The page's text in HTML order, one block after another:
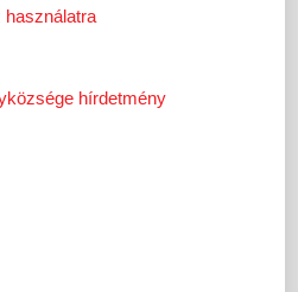
használatra
hírdetmény